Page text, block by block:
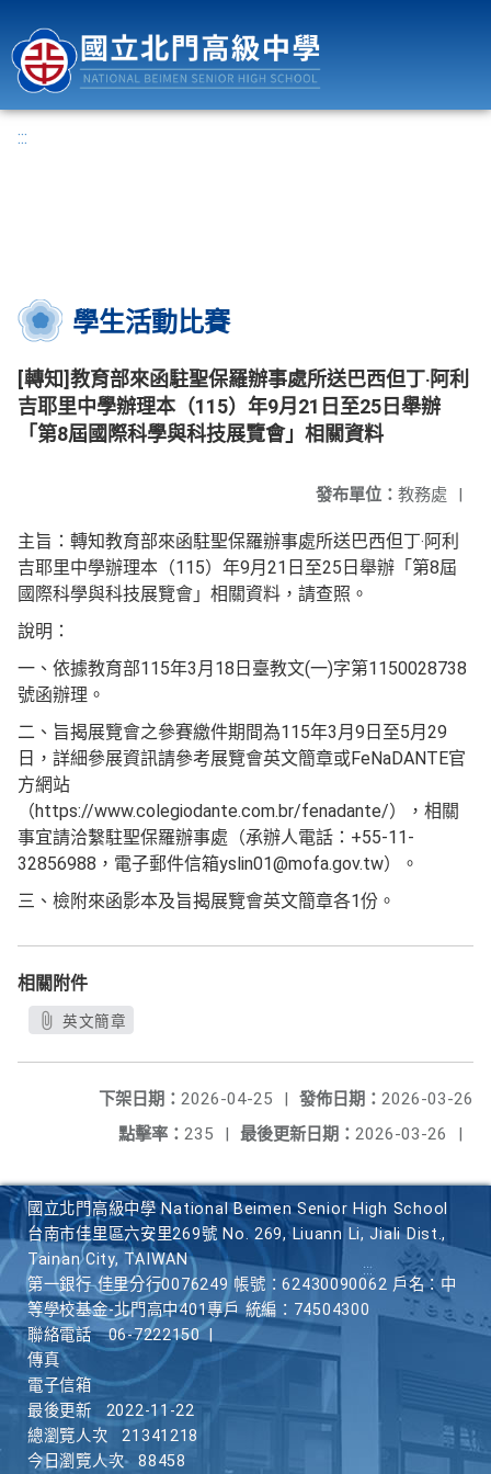
:::
學生活動比賽
[轉知]教育部來函駐聖保羅辦事處所送巴西但丁‧阿利
吉耶里中學辦理本（115）年9月21日至25日舉辦
「第8屆國際科學與科技展覽會」相關資料
發布單位： 教務處 |
主旨：轉知教育部來函駐聖保羅辦事處所送巴西但丁‧阿利
吉耶里中學辦理本（115）年9月21日至25日舉辦「第8屆
國際科學與科技展覽會」相關資料，請查照。
說明：
一、依據教育部115年3月18日臺教文(一)字第1150028738
號函辦理。
二、旨揭展覽會之參賽繳件期間為115年3月9日至5月29
日，詳細參展資訊請參考展覽會英文簡章或FeNaDANTE官
方網站
（https://www.colegiodante.com.br/fenadante/），相關
事宜請洽繫駐聖保羅辦事處（承辦人電話：+55-11-
32856988，電子郵件信箱yslin01@mofa.gov.tw）。
三、檢附來函影本及旨揭展覽會英文簡章各1份。
相關附件
英文簡章
發佈日期： 2026-03-26
下架日期： 2026-04-25
|
最後更新日期： 2026-03-26 |
點擊率： 235 |
國立北門高級中學 National Beimen Senior High School
台南市佳里區六安里269號 No. 269, Liuann Li, Jiali Dist.,
Tainan City, TAIWAN
第一銀行 佳里分行0076249 帳號：62430090062 戶名：中
等學校基金-北門高中401專戶 統編：74504300
聯絡電話
06-7222150
傳真
電子信箱
最後更新
2022-11-22
總瀏覽人次
21341218
今日瀏覽人次
88458